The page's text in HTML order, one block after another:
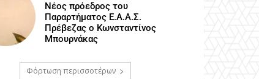
Νέος πρόεδρος του
Παραρτήματος Ε.Α.Α.Σ.
Πρέβεζας ο Κωνσταντίνος
Μπουρνάκας
Φόρτωση περισσοτέρων